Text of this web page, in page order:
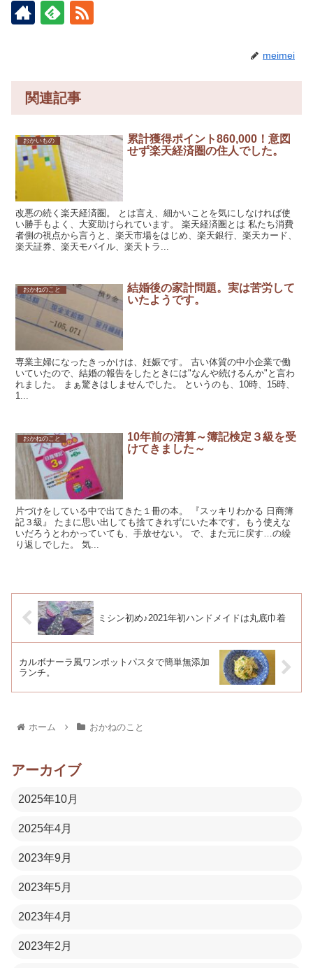
meimei
関連記事
おかいもの
累計獲得ポイント860,000！意図
せず楽天経済圏の住人でした。
改悪の続く楽天経済圏。 とは言え、細かいことを気にしなければ使
い勝手もよく、大変助けられています。 楽天経済圏とは 私たち消費
者側の視点から言うと、楽天市場をはじめ、楽天銀行、楽天カード、
楽天証券、楽天モバイル、楽天トラ...
おかねのこと
結婚後の家計問題。実は苦労して
いたようです。
専業主婦になったきっかけは、妊娠です。 古い体質の中小企業で働
いていたので、結婚の報告をしたときには"なんや続けるんか"と言わ
れました。 まぁ驚きはしませんでした。 というのも、10時、15時、
1...
おかねのこと
10年前の清算～簿記検定３級を受
けてきました～
片づけをしている中で出てきた１冊の本。 『スッキリわかる 日商簿
記３級』 たまに思い出しても捨てきれずにいた本です。もう使えな
いだろうとわかっていても、手放せない。 で、また元に戻す…の繰
り返しでした。 気...
ミシン初め♪2021年初ハンドメイドは丸底巾着
カルボナーラ風ワンポットパスタで簡単無添加
ランチ。
ホーム おかねのこと
アーカイブ
2025年10月
2025年4月
2023年9月
2023年5月
2023年4月
2023年2月